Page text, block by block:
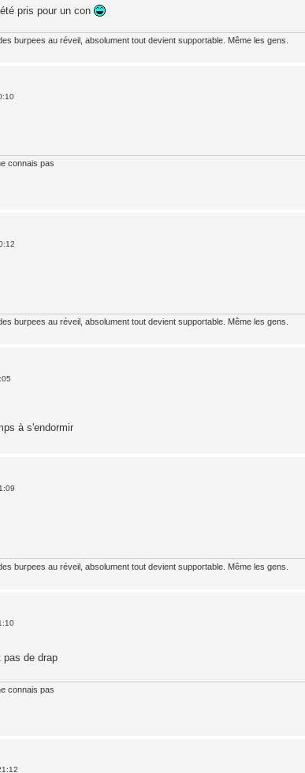
pris pour un con
burpees au réveil, absolument tout devient supportable. Même les gens.
connais pas
burpees au réveil, absolument tout devient supportable. Même les gens.
à s'endormir
burpees au réveil, absolument tout devient supportable. Même les gens.
pas de drap
connais pas